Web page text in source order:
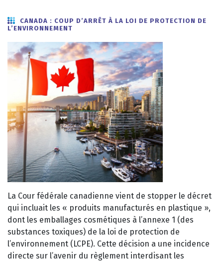
CANADA : COUP D’ARRÊT À LA LOI DE PROTECTION DE
L’ENVIRONNEMENT
La Cour fédérale canadienne vient de stopper le décret
qui incluait les « produits manufacturés en plastique »,
dont les emballages cosmétiques à l’annexe 1 (des
substances toxiques) de la loi de protection de
l’environnement (LCPE). Cette décision a une incidence
directe sur l’avenir du règlement interdisant les